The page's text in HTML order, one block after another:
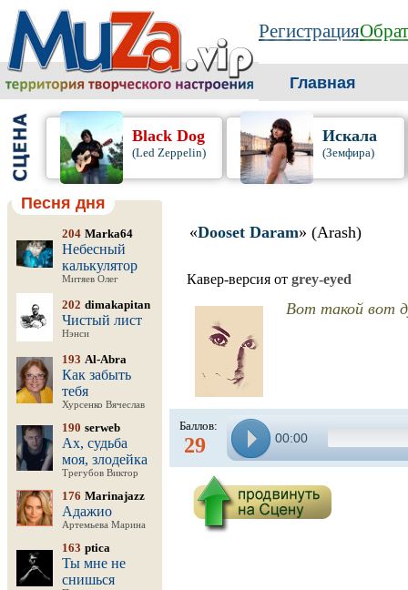
Регистрация
Главная
Black Dog
(Led Zeppelin)
Искала
(Земфира)
Песня дня
204 Marka64
Небесный
калькулятор
Митяев Олег
202 dimakapitan
Чистый лист
Нэнси
193 Al-Abra
Как забыть
тебя
Хурсенко Вячеслав
190 serweb
Ах, судьба
моя, злодейка
Трегубов Виктор
176 Marinajazz
Адажио
Артемьева Марина
163 ptica
Ты мне не
снишься
«Dooset Daram» (Arash)
Кавер-версия от grey-eyed
Вот такой вот
Баллов:
29 00:00